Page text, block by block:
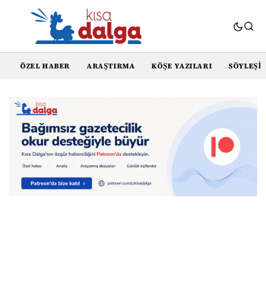
ÖZEL HABER ARAŞTIRMA KÖŞE YAZILARI SÖYLEŞI